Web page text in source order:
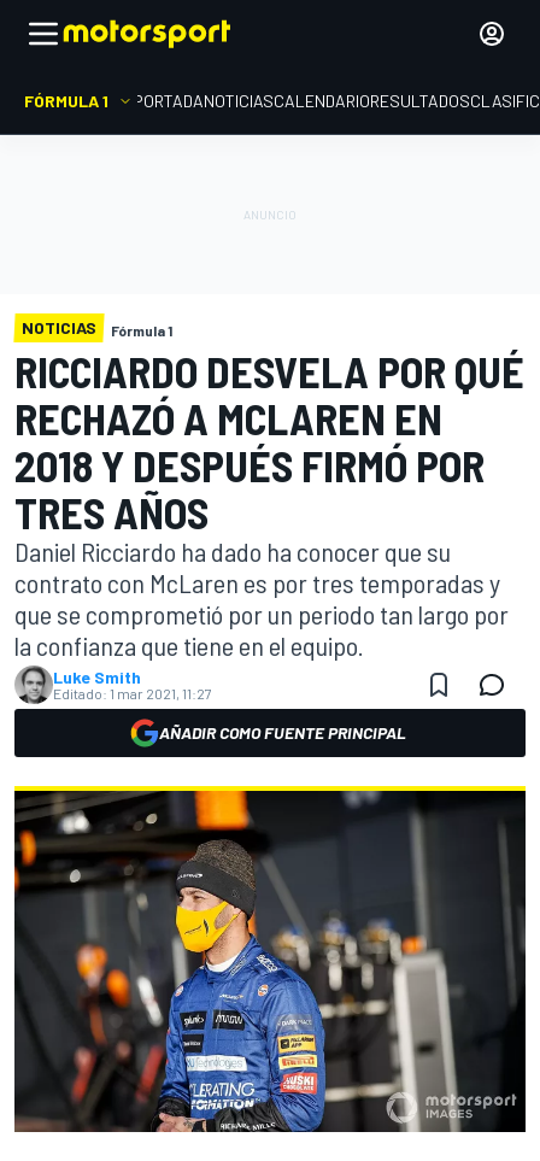
FÓRMULA 1 PORTADANOTICIASCALENDARIORESULTADOS
NOTICIAS Fórmula 1
RICCIARDO DESVELA POR QUÉ
RECHAZÓ A MCLAREN EN
2018 Y DESPUÉS FIRMÓ POR
TRES AÑOS
Daniel Ricciardo ha dado ha conocer que su
contrato con McLaren es por tres temporadas y
que se comprometió por un periodo tan largo por
la confianza que tiene en el equipo.
Luke Smith
Editado: 1 mar 2021, 11:27
AÑADIR COMO FUENTE PRINCIPAL